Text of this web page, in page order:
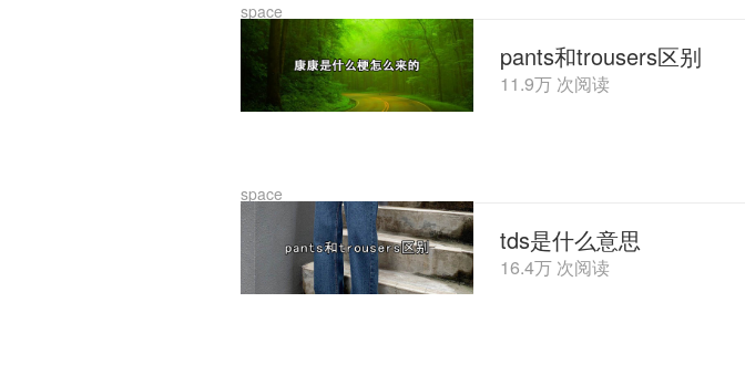
space
space
pants和trousers区别
11.9万 次阅读
tds是什么意思
16.4万 次阅读